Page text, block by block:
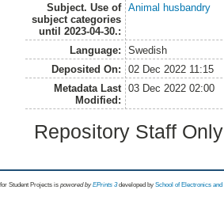
Subject. Use of
subject categories
until 2023-04-30.:
Animal husbandry
Language:
Swedish
Deposited On:
02 Dec 2022 11:15
Metadata Last
Modified:
03 Dec 2022 02:00
Repository Staff
Student Projects is powored byEPrints 3 developed by School of Electronics